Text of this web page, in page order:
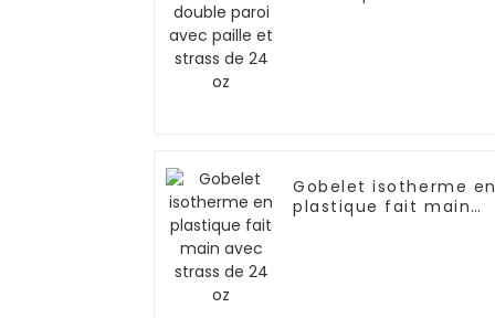
Gobelet isotherme
plastique fait main